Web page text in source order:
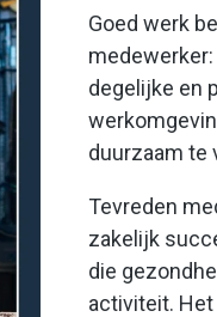
Goed werk
degelijke en
duurzaam te
Tevreden
zakelijk
die
activiteit.